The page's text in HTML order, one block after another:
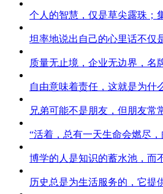
个人的智慧，仅是草尖露珠；
坦率地说出自己的心里话不仅
质量无止境，企业无边界，名
自由意味着责任，这就是为什
兄弟可能不是朋友，但朋友常
“活着，总有一天生命会燃尽
博学的人是知识的蓄水池，而
历史总是为生活服务的，它提